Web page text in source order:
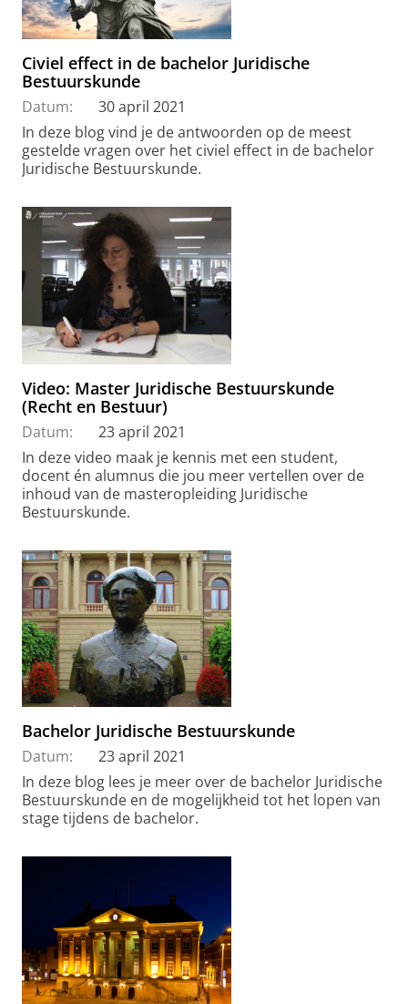
Civiel effect in de bachelor Juridische
Bestuurskunde
Datum:
30 april 2021
In deze blog vind je de antwoorden op de meest
gestelde vragen over het civiel effect in de bachelor
Juridische Bestuurskunde.
Video: Master Juridische Bestuurskunde
(Recht en Bestuur)
Datum:
23 april 2021
In deze video maak je kennis met een student,
docent én alumnus die jou meer vertellen over de
inhoud van de masteropleiding Juridische
Bestuurskunde.
Bachelor Juridische Bestuurskunde
Datum:
23 april 2021
In deze blog lees je meer over de bachelor Juridische
Bestuurskunde en de mogelijkheid tot het lopen van
stage tijdens de bachelor.